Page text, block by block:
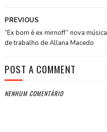
PREVIOUS
“Ex bom é ex mirnoff” nova música
de trabalho de Allana Macedo
POST A COMMENT
NENHUM COMENTÁRIO